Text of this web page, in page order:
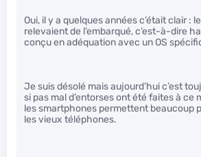
Oui, il y a quelques années c’était clair :
relevaient de l’embarqué, c’est-à-dire
conçu en adéquation avec un OS
Je suis désolé mais aujourd’hui c’est
si pas mal d’entorses ont été faites à ce
les smartphones permettent beaucoup
les vieux téléphones.